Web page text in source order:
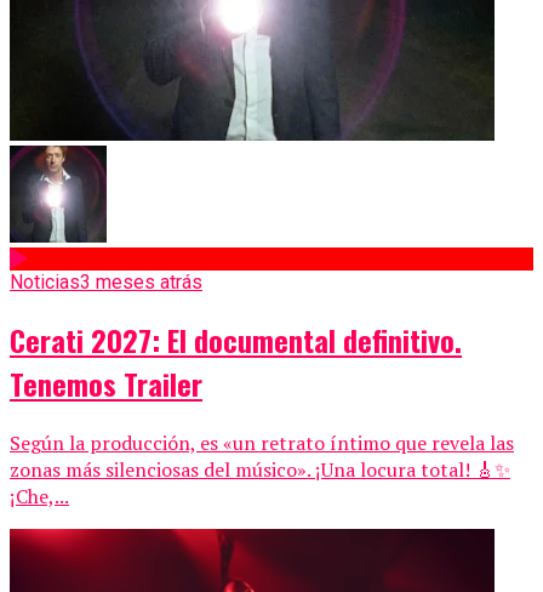
Noticias3 meses atrás
Cerati 2027: El documental definitivo.
Tenemos Trailer
Según la producción, es «un retrato íntimo que revela las
zonas más silenciosas del músico». ¡Una locura total! 🎸✨
¡Che,...